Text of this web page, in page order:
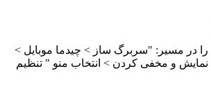
در مسیر: "سربرگ ساز > چیدما موبایل >
و مخفی کردن > انتخاب منو " تنظیم